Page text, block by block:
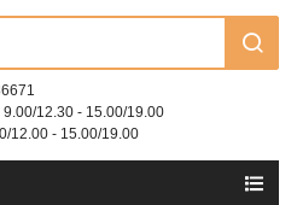
9.00/12.30 - 15.00/19.00
12.00 - 15.00/19.00